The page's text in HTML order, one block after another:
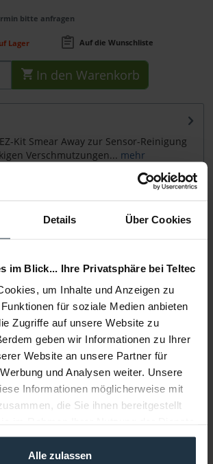
Details Über Cookies
im Blick... Ihre Privatsphäre bei Teltec
um Inhalte und Anzeigen zu
für soziale Medien anbieten
Zugriffe auf unsere Website zu
geben wir Informationen zu Ihrer
Website an unsere Partner für
und Analysen weiter. Unsere
Informationen möglicherweise mit
die Sie ihnen bereitgestellt
Alle zulassen
bitte anfragen
Lager Auf die Wunschliste
In den Warenkorb
Kit Smear Away zur Sensor-Reinigung
Verschmutzungen... mehr
& Produktsicherheit
Hersteller sind verfübar......mehr
von Visible Dust ansehen